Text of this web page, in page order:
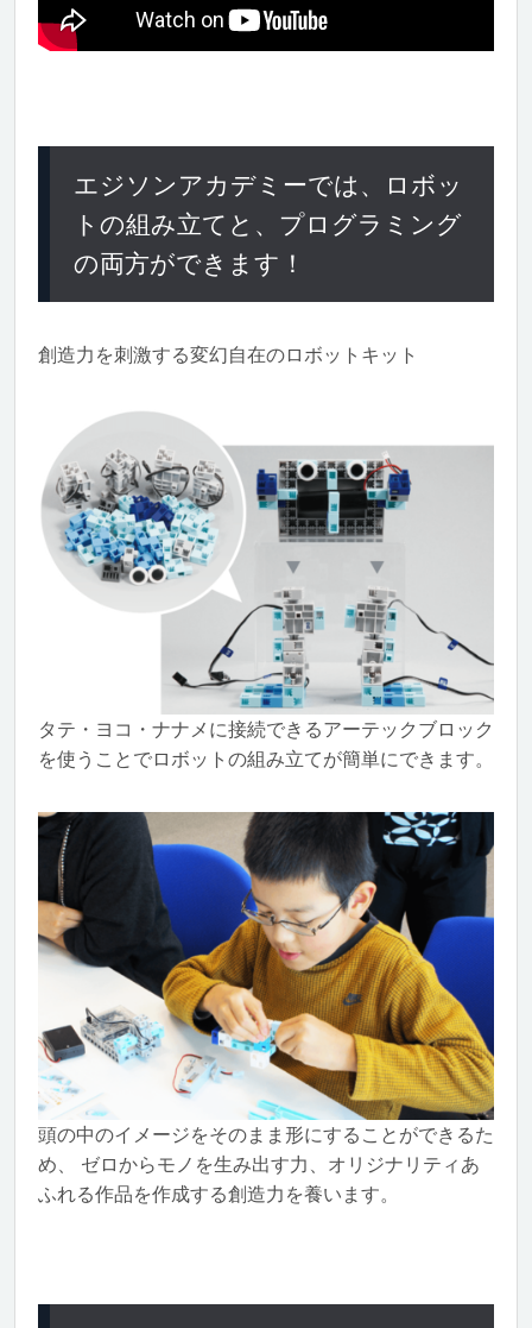
エジソンアカデミーでは、ロボッ
トの組み立てと、プログラミング
の両方ができます！
創造力を刺激する変幻自在のロボットキット
タテ・ヨコ・ナナメに接続できるアーテックブロック
を使うことでロボットの組み立てが簡単にできます。
頭の中のイメージをそのまま形にすることができるた
め、 ゼロからモノを生み出す力、オリジナリティあ
ふれる作品を作成する創造力を養います。